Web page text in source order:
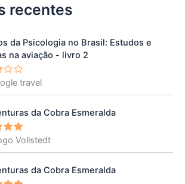
recentes
da Psicologia no Brasil: Estudos e
na aviação - livro 2
travel
da Cobra Esmeralda
Vollstedt
da Cobra Esmeralda